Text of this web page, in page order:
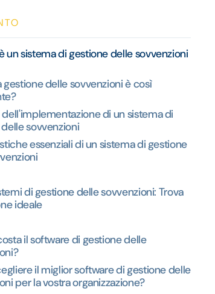
un sistema di gestione delle sovvenzioni
gestione delle sovvenzioni è così
dell'implementazione di un sistema di
sovvenzioni
essenziali di un sistema di gestione
di gestione delle sovvenzioni: Trova
ideale
il software di gestione delle
il miglior software di gestione delle
per la vostra organizzazione?